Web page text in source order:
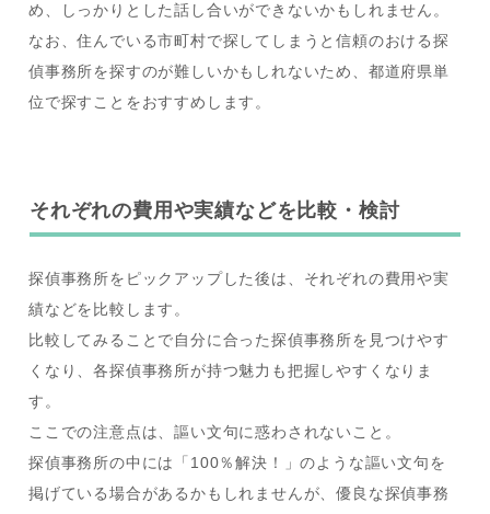
め、しっかりとした話し合いができないかもしれません。
なお、住んでいる市町村で探してしまうと信頼のおける探
偵事務所を探すのが難しいかもしれないため、都道府県単
位で探すことをおすすめします。
それぞれの費用や実績などを比較・検討
探偵事務所をピックアップした後は、それぞれの費用や実
績などを比較します。
比較してみることで自分に合った探偵事務所を見つけやす
くなり、各探偵事務所が持つ魅力も把握しやすくなりま
す。
ここでの注意点は、謳い文句に惑わされないこと。
探偵事務所の中には「100％解決！」のような謳い文句を
掲げている場合があるかもしれませんが、優良な探偵事務